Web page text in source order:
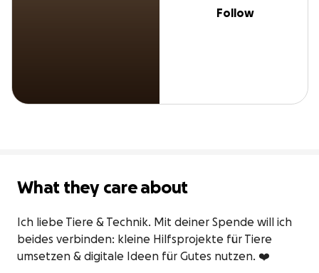
Follow
What they care about
Ich liebe Tiere & Technik. Mit deiner Spende will ich
beides verbinden: kleine Hilfsprojekte für Tiere
umsetzen & digitale Ideen für Gutes nutzen. ❤️